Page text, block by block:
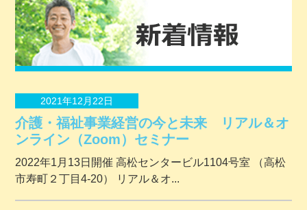
2021年12月22日
介護・福祉事業経営の今と未来 リアル＆オ
ンライン（Zoom）セミナー
2022年1月13日開催 ⾼松センタービル1104号室 （⾼松
市寿町２丁⽬4-20） リアル＆オ...